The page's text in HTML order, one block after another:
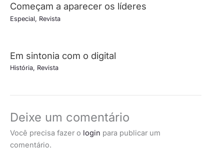
Começam a aparecer os líderes
Especial, Revista
Em sintonia com o digital
História, Revista
Deixe um comentário
Você precisa fazer o login para publicar um
comentário.